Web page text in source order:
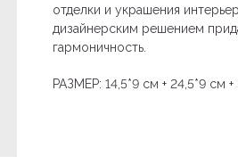
отделки и украшения
дизайнерским решением
гармоничность.
РАЗМЕР: 14,5*9 см + 24,5*9 см